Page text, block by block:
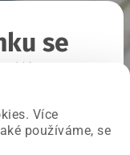
Více
používáme, se
se
ji opravujeme.
stránku.